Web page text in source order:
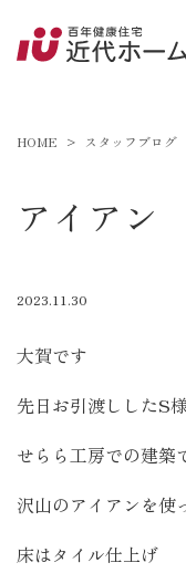
HOME スタッフブログ
アイアン
2023.11.30
大賀です
先日お引渡ししたS
せらら工房での建築
沢山のアイアンを使
床はタイル仕上げ